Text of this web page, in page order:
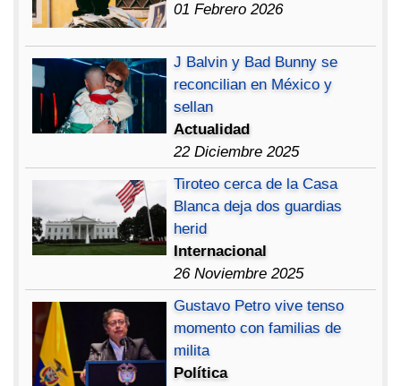
01 Febrero 2026
J Balvin y Bad Bunny se
reconcilian en México y
sellan
Actualidad
22 Diciembre 2025
Tiroteo cerca de la Casa
Blanca deja dos guardias
herid
Internacional
26 Noviembre 2025
Gustavo Petro vive tenso
momento con familias de
milita
Política